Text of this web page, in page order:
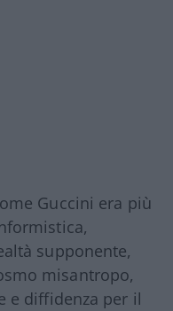
Guccini era più
supponente,
misantropo,
e diffidenza per il